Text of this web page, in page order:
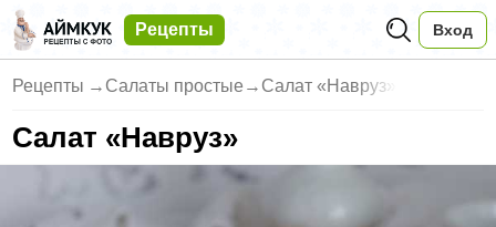
Рецепты Вход
Рецепты → Салаты простые → Салат «Навруз»
Салат «Навруз»